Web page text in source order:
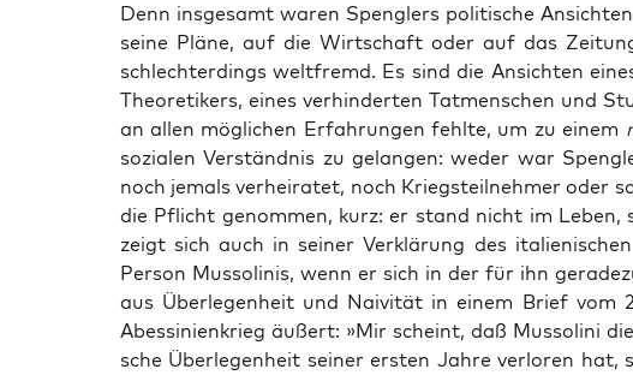
Denn ins­ge­samt waren Speng­lers poli­ti­sche
sei­ne Plä­ne, auf die Wirt­schaft oder auf das
schlech­ter­dings welt­fremd. Es sind die Ansich­ten
Theo­re­ti­kers, eines ver­hin­der­ten Tat­men­schen und
an allen mög­li­chen Erfah­run­gen fehl­te, um zu einem
sozia­len Ver­ständ­nis zu gelan­gen: weder war
noch jemals ver­hei­ra­tet, noch Kriegs­teil­neh­mer oder
die Pflicht genom­men, kurz: er stand nicht im Leben,
zeigt sich auch in sei­ner Ver­klä­rung des
Per­son Mus­so­li­nis, wenn er sich in der für ihn
aus Über­le­gen­heit und Nai­vi­tät in einem Brief vom
Abes­si­ni­en­krieg äußert: »Mir scheint, daß Mus­so­li­ni
sche Über­le­gen­heit sei­ner ers­ten Jah­re ver­lo­ren hat,